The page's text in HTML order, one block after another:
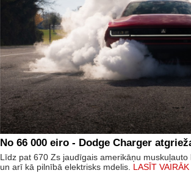
No 66 000 eiro - Dodge Charger
Līdz pat 670 Zs jaudīgais amerikāņu
un arī kā pilnībā elektrisks mdelis. LASĪT VAIRĀK